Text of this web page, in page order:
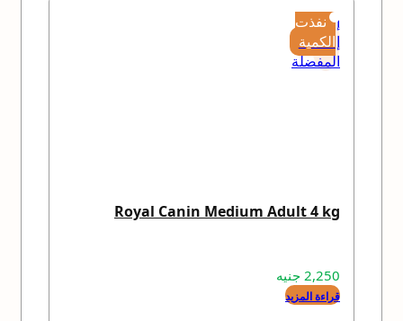
نفذت
الكمية
إضافة
إلى
المفضلة
Royal Canin Medium Adult 4 kg
2,250 جنيه
قراءة المزيد